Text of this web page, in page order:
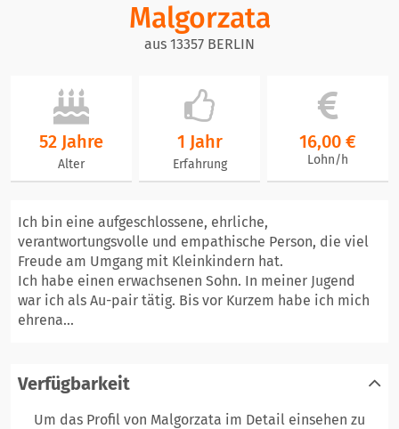
Malgorzata
aus 13357 BERLIN
52 Jahre
Alter
1 Jahr
Erfahrung
16,00 €
Lohn/h
Ich bin eine aufgeschlossene, ehrliche,
verantwortungsvolle und empathische Person, die viel
Freude am Umgang mit Kleinkindern hat.
Ich habe einen erwachsenen Sohn. In meiner Jugend
war ich als Au-pair tätig. Bis vor Kurzem habe ich mich
ehrena...
Verfügbarkeit
Um das Profil von Malgorzata im Detail einsehen zu